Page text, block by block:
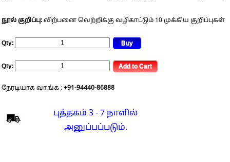
நூல் குறிப்பு: விற்பனை வெற்றிக்கு வழிகாட்டும் 10 முக்கிய குறிப்புகள்
Qty:
Qty:
நேரடியாக வாங்க : +91-94440-86888
புத்தகம் 3 - 7 நாளில்
அனுப்பப்படும்.